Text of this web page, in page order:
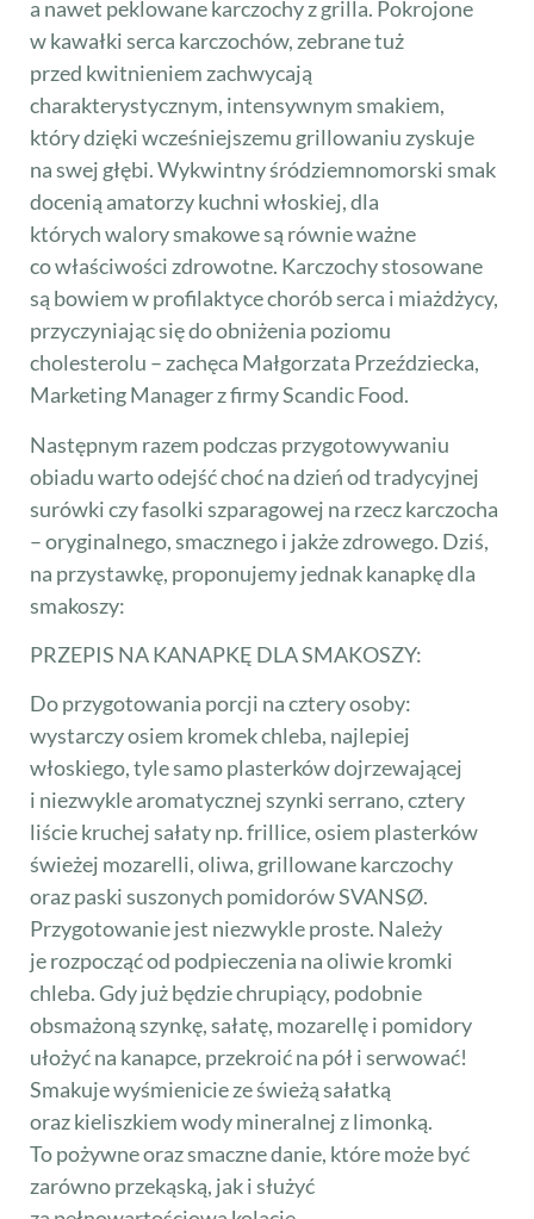
a nawet peklowane karczochy z grilla. Pokrojone
w kawałki serca karczochów, zebrane tuż
przed kwitnieniem zachwycają
charakterystycznym, intensywnym smakiem,
który dzięki wcześniejszemu grillowaniu zyskuje
na swej głębi. Wykwintny śródziemnomorski smak
docenią amatorzy kuchni włoskiej, dla
których walory smakowe są równie ważne
co właściwości zdrowotne. Karczochy stosowane
są bowiem w profilaktyce chorób serca i miażdżycy,
przyczyniając się do obniżenia poziomu
cholesterolu – zachęca Małgorzata Przeździecka,
Marketing Manager z firmy Scandic Food.
Następnym razem podczas przygotowywaniu
obiadu warto odejść choć na dzień od tradycyjnej
surówki czy fasolki szparagowej na rzecz karczocha
– oryginalnego, smacznego i jakże zdrowego. Dziś,
na przystawkę, proponujemy jednak kanapkę dla
smakoszy:
PRZEPIS NA KANAPKĘ DLA SMAKOSZY:
Do przygotowania porcji na cztery osoby:
wystarczy osiem kromek chleba, najlepiej
włoskiego, tyle samo plasterków dojrzewającej
i niezwykle aromatycznej szynki serrano, cztery
liście kruchej sałaty np. frillice, osiem plasterków
świeżej mozarelli, oliwa, grillowane karczochy
oraz paski suszonych pomidorów SVANSØ.
Przygotowanie jest niezwykle proste. Należy
je rozpocząć od podpieczenia na oliwie kromki
chleba. Gdy już będzie chrupiący, podobnie
obsmażoną szynkę, sałatę, mozarellę i pomidory
ułożyć na kanapce, przekroić na pół i serwować!
Smakuje wyśmienicie ze świeżą sałatką
oraz kieliszkiem wody mineralnej z limonką.
To pożywne oraz smaczne danie, które może być
zarówno przekąską, jak i służyć